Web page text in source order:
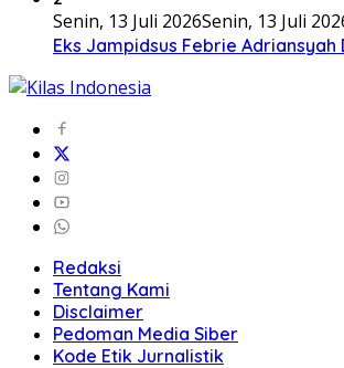
Senin, 13 Juli 2026Senin, 13 Juli
Eks Jampidsus Febrie
Redaksi
Tentang Kami
Disclaimer
Pedoman Media Siber
Kode Etik Jurnalistik